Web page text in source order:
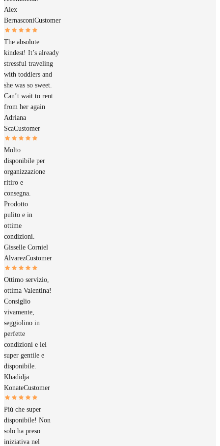
Alex
BernasconiCustomer
The absolute
kindest! It’s already
stressful traveling
with toddlers and
she was so sweet.
Can’t wait to rent
from her again
Adriana
ScaCustomer
Molto
disponibile per
organizzazione
ritiro e
consegna.
Prodotto
pulito e in
ottime
condizioni.
Gisselle Corniel
AlvarezCustomer
Ottimo servizio,
ottima Valentina!
Consiglio
vivamente,
seggiolino in
perfette
condizioni e lei
super gentile e
disponibile.
Khadidja
KonateCustomer
Più che super
disponibile! Non
solo ha preso
iniziativa nel